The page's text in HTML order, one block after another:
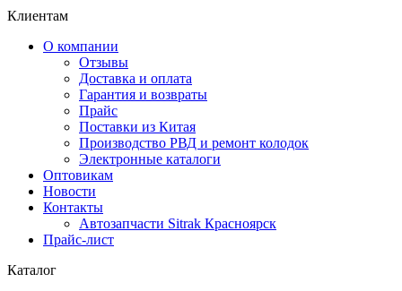
Клиентам
О компании
Отзывы
Доставка и оплата
Гарантия и возвраты
Прайс
Поставки из Китая
Производство РВД и ремонт колодок
Электронные каталоги
Оптовикам
Новости
Контакты
Автозапчасти Sitrak Красноярск
Прайс-лист
Каталог